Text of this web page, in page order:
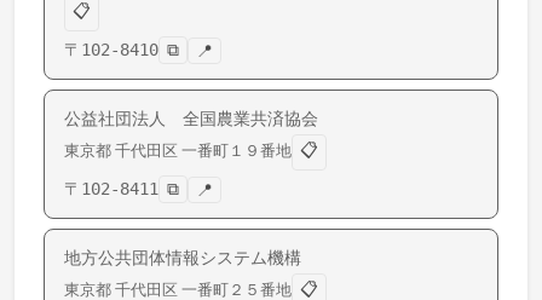
📋
〒 102-8410 ⧉ 📍
公益社団法人 全国農業共済協会
東京都 千代田区 一番町 １９番地 📋
〒 102-8411 ⧉ 📍
地方公共団体情報システム機構
東京都 千代田区 一番町 ２５番地 📋